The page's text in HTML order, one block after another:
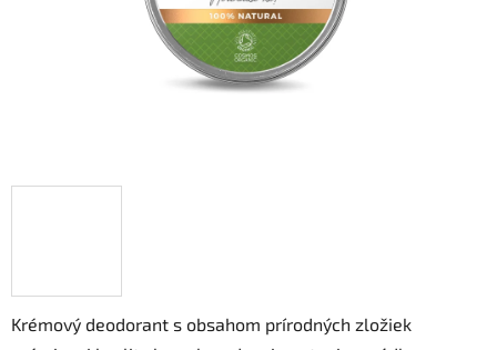
Krémový deodorant s obsahom prírodných zložiek